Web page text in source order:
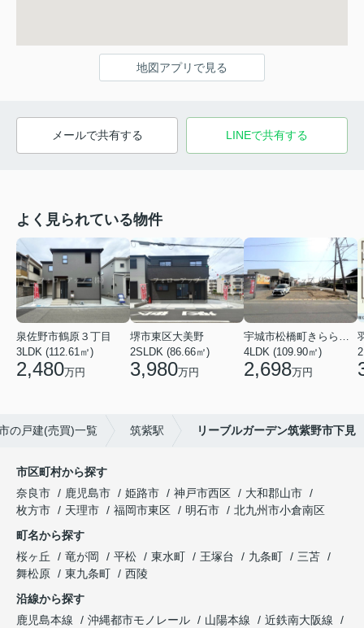
地図アプリで見る
メールで共有する LINEで共有する
よく見られている物件
泉佐野市鶴原３丁目
3LDK (112.61㎡)
2,480万円
堺市東区大美野
2SLDK (86.66㎡)
3,980万円
宇城市松橋町きらら３丁目
4LDK (109.90㎡)
2,698万円
の戸建(売買)一覧 筑紫駅 リーブルガーデン筑紫野市下見
市区町村から探す
奈良市
鹿児島市 姫路市 神戸市西区
大和郡山市
枚方市
天理市 福岡市東区 明石市
北九州市小倉南区
町名から探す
桜ヶ丘
竜が岡 平松 東水町 王塚台 九条町
三苫
舞松原
東九条町
西陵
沿線から探す
鹿児島本線
沖縄都市モノレール 山陽本線
近鉄南大阪線